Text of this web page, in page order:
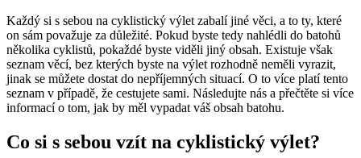
Každý si s sebou na cyklistický výlet zabalí jiné věci, a to ty, které
on sám považuje za důležité. Pokud byste tedy nahlédli do batohů
několika cyklistů, pokaždé byste viděli jiný obsah. Existuje však
seznam věcí, bez kterých byste na výlet rozhodně neměli vyrazit,
jinak se můžete dostat do nepříjemných situací. O to více platí tento
seznam v případě, že cestujete sami. Následujte nás a přečtěte si více
informací o tom, jak by měl vypadat váš obsah batohu.
Co si s sebou vzít na cyklistický výlet?